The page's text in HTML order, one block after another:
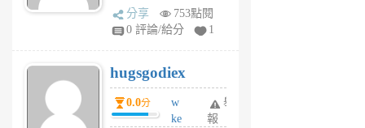
k
m
6
個
月
前
分享
753點閱
0 評論/給分
1
hugsgodiex
0.0分
w
ke
舉
報